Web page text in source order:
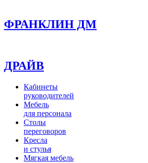
ФРАНКЛИН ДМ
ДРАЙВ
Кабинеты
руководителей
Мебель
для персонала
Столы
переговоров
Кресла
и стулья
Мягкая мебель